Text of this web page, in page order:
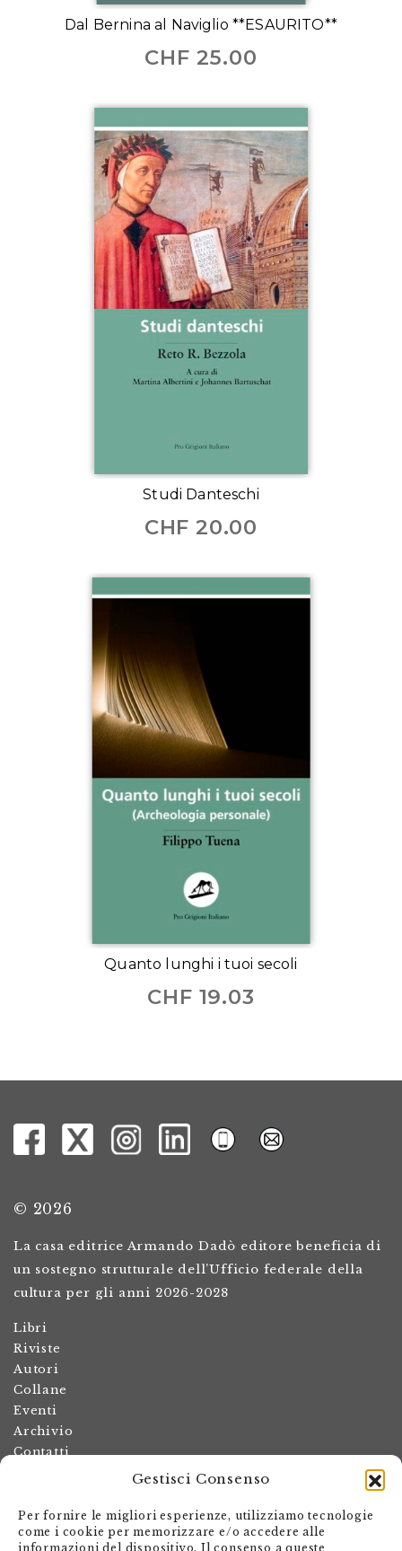
Gestisci Consenso
Per fornire le migliori esperienze, utilizziamo tecnologie
come i cookie per memorizzare e/o accedere alle
informazioni del dispositivo. Il consenso a queste
Dal Bernina al Naviglio **ESAURITO**
CHF 25.00
Studi Danteschi
CHF 20.00
Quanto lunghi i tuoi secoli
CHF 19.03
© 2026
La casa editrice Armando Dadò editore beneficia di
un sostegno strutturale dell’Ufficio federale della
cultura per gli anni 2026-2028
Libri
Riviste
Autori
Collane
Eventi
Archivio
Contatti
Termini e condizioni
Spese di spedizione
Politica dei resi